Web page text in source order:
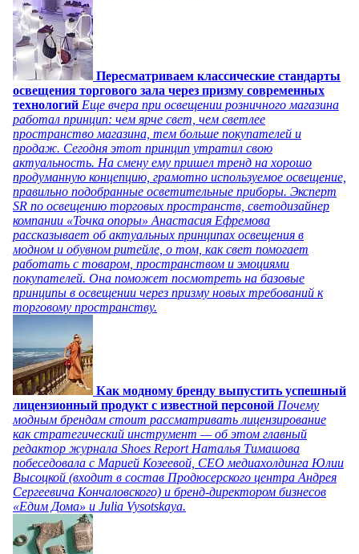
Пересматриваем классические стандарты
освещения торгового зала через призму современных
технологий Еще вчера при освещении розничного магазина
работал принцип: чем ярче свет, чем светлее
пространство магазина, тем больше покупателей и
продаж. Сегодня этот принцип утратил свою
актуальность. На смену ему пришел тренд на хорошо
продуманную концепцию, грамотно используемое освещение,
правильно подобранные осветительные приборы. Эксперт
SR по освещению торговых пространств, светодизайнер
компании «Точка опоры» Анастасия Ефремова
рассказывает об актуальных принципах освещения в
модном и обувном ритейле, о том, как свет помогает
работать с товаром, пространством и эмоциями
покупателей. Она поможет посмотреть на базовые
принципы в освещении через призму новых требований к
торговому пространству.
Как модному бренду выпустить успешный
лицензионный продукт с известной персоной Почему
модным брендам стоит рассматривать лицензирование
как стратегический инструмент — об этом главный
редактор журнала Shoes Report Наталья Тимашова
побеседовала с Марией Козеевой, СЕО медиахолдинга Юлии
Высоцкой (входит в состав Продюсерского центра Андрея
Сергеевича Кончаловского) и бренд-директором бизнесов
«Едим Дома» и Julia Vysotskaya.